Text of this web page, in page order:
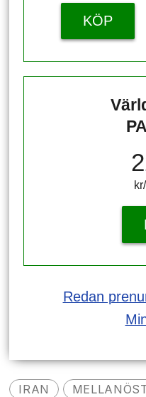
KÖP
Redan
IRAN